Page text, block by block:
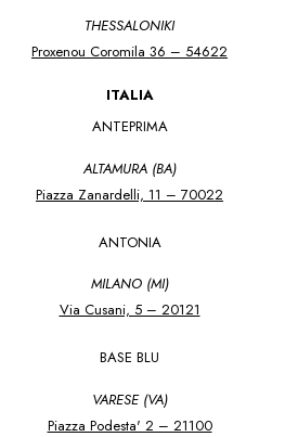
THESSALONIKI
Proxenou Coromila 36 – 54622
ITALIA
ANTEPRIMA
ALTAMURA (BA)
Piazza Zanardelli, 11 – 70022
ANTONIA
MILANO (MI)
Via Cusani, 5 – 20121
BASE BLU
VARESE (VA)
Piazza Podesta' 2 – 21100